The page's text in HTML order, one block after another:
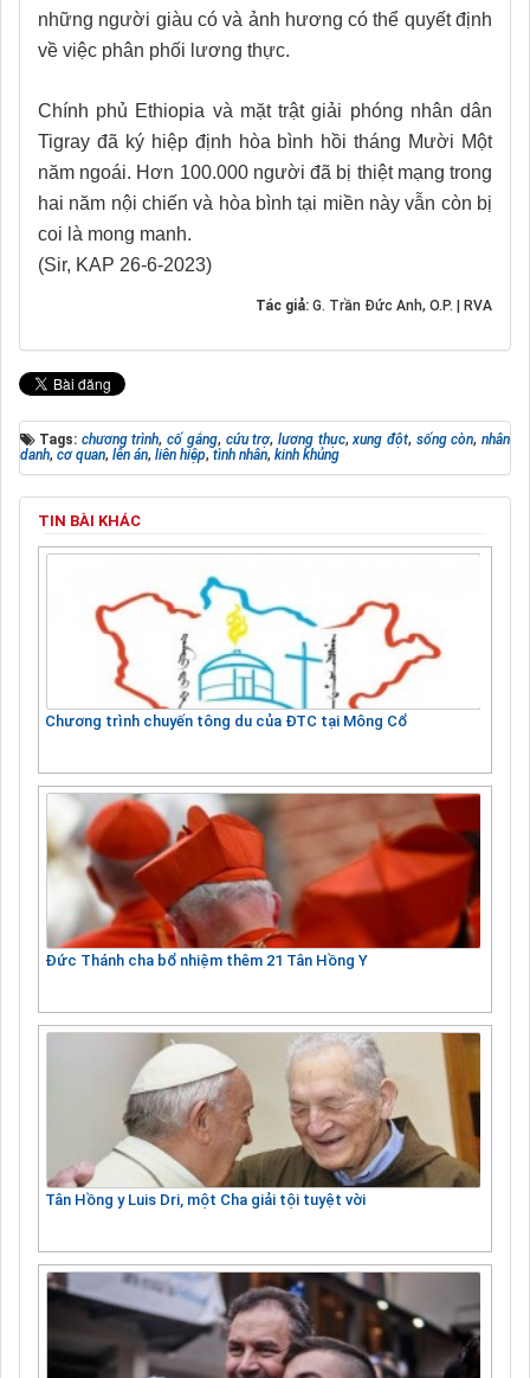
những người giàu có và ảnh hương có thể quyết định
về việc phân phối lương thực.
Chính phủ Ethiopia và mặt trật giải phóng nhân dân
Tigray đã ký hiệp định hòa bình hồi tháng Mười Một
năm ngoái. Hơn 100.000 người đã bị thiệt mạng trong
hai năm nội chiến và hòa bình tại miền này vẫn còn bị
coi là mong manh.
(Sir, KAP 26-6-2023)
Tác giả: G. Trần Đức Anh, O.P. | RVA
Tags: chương trình,cố gắng, cứu trợ, lương thực,xung đột, sống còn,nhân
danh, cơ quan, lên án, liên hiệp, tình nhân, kinh khủng
TIN BÀI KHÁC
Chương trình chuyến tông du của ĐTC tại Mông Cổ
Đức Thánh cha bổ nhiệm thêm 21 Tân Hồng Y
Tân Hồng y Luis Dri, một Cha giải tội tuyệt vời